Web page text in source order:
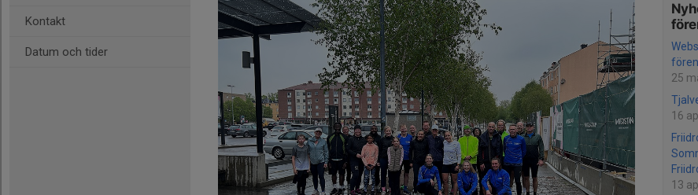
Kontakt
Datum och tider
25
16
13